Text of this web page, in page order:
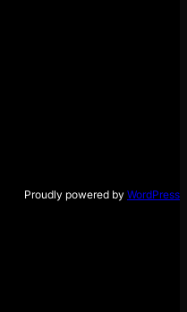
Proudly powered by WordPress